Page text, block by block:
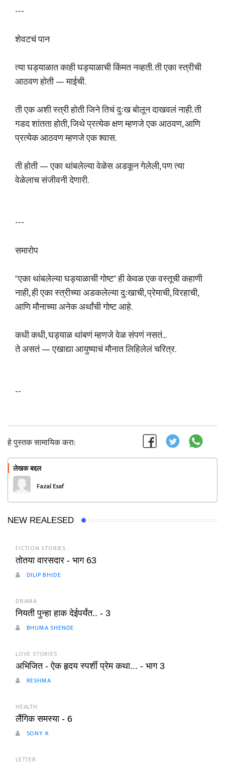
---
शेवटचं पान
त्या घड्याळात काही घड्याळाची किंमत नव्हती. ती एका स्त्रीची
आठवण होती — माईची.
ती एक अशी स्त्री होती जिने तिचं दुःख बोलून दाखवलं नाही. ती
गडद शांतता होती, जिथे प्रत्येक क्षण म्हणजे एक आठवण, आणि
प्रत्येक आठवण म्हणजे एक श्वास.
ती होती — एका थांबलेल्या वेळेस अडकून गेलेली, पण त्या
वेळेलाच संजीवनी देणारी.
---
समारोप
"एका थांबलेल्या घड्याळाची गोष्ट" ही केवळ एक वस्तूची कहाणी
नाही, ही एका स्त्रीच्या अडकलेल्या दुःखाची, प्रेमाची, विरहाची,
आणि मौनाच्या अनेक अर्थांची गोष्ट आहे.
कधी कधी, घड्याळ थांबणं म्हणजे वेळ संपणं नसतं...
ते असतं — एखाद्या आयुष्याचं मौनात लिहिलेलं चरित्र.
--
हे पुस्तक सामायिक करा:
लेखक बद्दल
Fazal Esaf
NEW REALESED
FICTION STORIES
तोतया वारसदार - भाग 63
DILIP BHIDE
DRAMA
नियती पुन्हा हाक देईपर्यंत.. - 3
BHUMA SHENDE
LOVE STORIES
अभिजित - ऐक हृदय स्पर्शी प्रेम कथा... - भाग 3
RESHMA
HEALTH
लैंगिक समस्या - 6
SONY K
LETTER